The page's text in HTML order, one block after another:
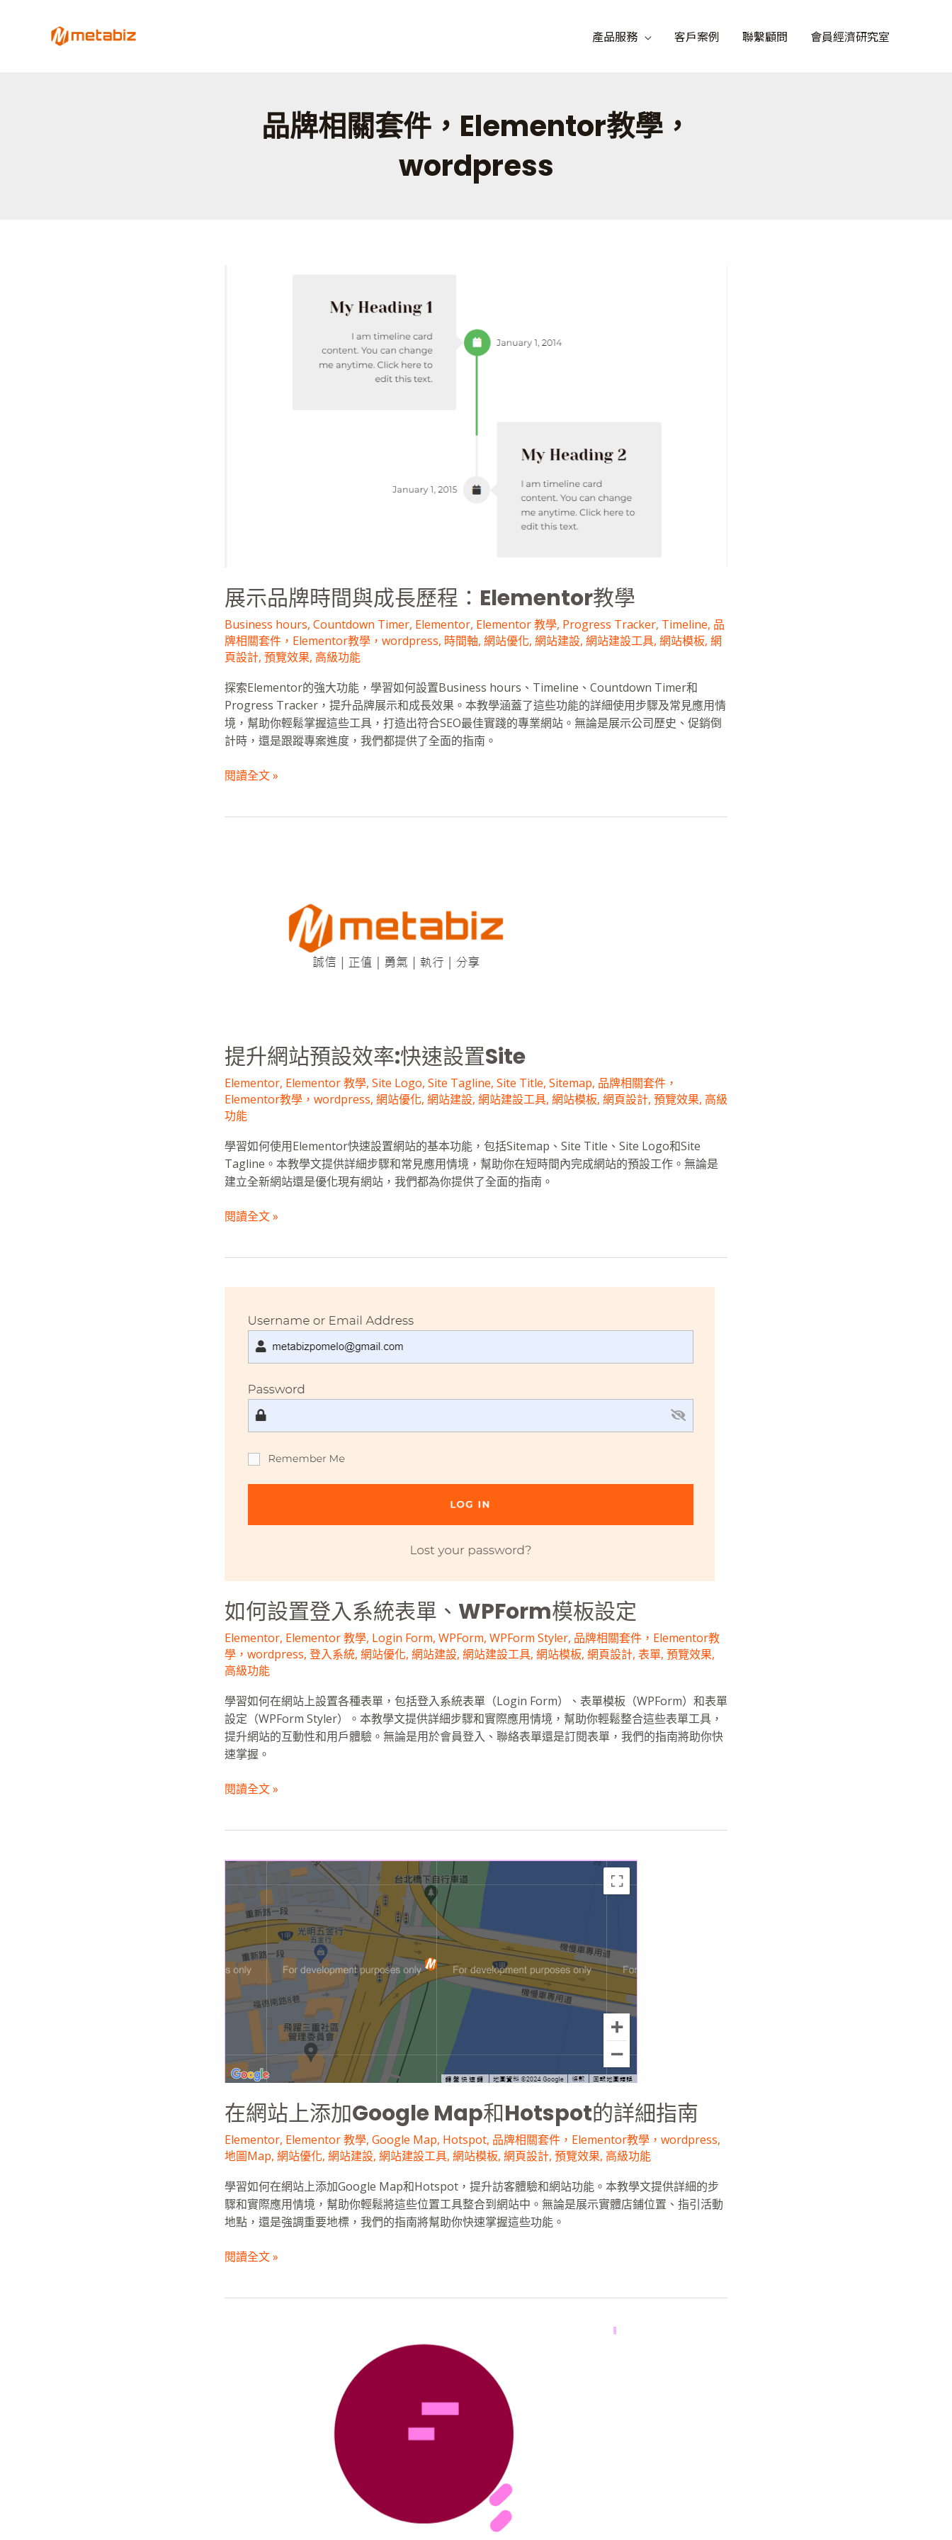
產品服務 客戶案例 聯繫顧問 會員經濟研究室
品牌相關套件，Elementor教學，
wordpress
展示品牌時間與成長歷程：Elementor教學
Business hours, Countdown Timer, Elementor, Elementor 教學, Progress Tracker, Timeline, 品
牌相關套件，Elementor教學，wordpress, 時間軸, 網站優化, 網站建設, 網站建設工具, 網站模板, 網
頁設計, 預覽效果, 高級功能
探索Elementor的強大功能，學習如何設置Business hours、Timeline、Countdown Timer和
Progress Tracker，提升品牌展示和成長效果。本教學涵蓋了這些功能的詳細使用步驟及常見應用情
境，幫助你輕鬆掌握這些工具，打造出符合SEO最佳實踐的專業網站。無論是展示公司歷史、促銷倒
計時，還是跟蹤專案進度，我們都提供了全面的指南。
閱讀全文 »
提升網站預設效率:快速設置Site
Elementor, Elementor 教學, Site Logo, Site Tagline, Site Title, Sitemap, 品牌相關套件，
Elementor教學，wordpress, 網站優化, 網站建設, 網站建設工具, 網站模板, 網頁設計, 預覽效果, 高級
功能
學習如何使用Elementor快速設置網站的基本功能，包括Sitemap、Site Title、Site Logo和Site
Tagline。本教學文提供詳細步驟和常見應用情境，幫助你在短時間內完成網站的預設工作。無論是
建立全新網站還是優化現有網站，我們都為你提供了全面的指南。
置
Site
閱讀全文 »
如何設置登入系統表單、WPForm模板設定
Elementor, Elementor 教學, Login Form, WPForm, WPForm Styler, 品牌相關套件，Elementor教
學，wordpress, 登入系統, 網站優化, 網站建設, 網站建設工具, 網站模板, 網頁設計, 表單, 預覽效果,
高級功能
學習如何在網站上設置各種表單，包括登入系統表單（Login Form）、表單模板（WPForm）和表單
設定（WPForm Styler）。本教學文提供詳細步驟和實際應用情境，幫助你輕鬆整合這些表單工具，
提升網站的互動性和用戶體驗。無論是用於會員登入、聯絡表單還是訂閱表單，我們的指南將助你快
速掌握。
WPForm
閱讀全文 »
在網站上添加Google Map和Hotspot的詳細指南
Elementor, Elementor 教學, Google Map, Hotspot, 品牌相關套件，Elementor教學，wordpress,
地圖Map, 網站優化, 網站建設, 網站建設工具, 網站模板, 網頁設計, 預覽效果, 高級功能
學習如何在網站上添加Google Map和Hotspot，提升訪客體驗和網站功能。本教學文提供詳細的步
驟和實際應用情境，幫助你輕鬆將這些位置工具整合到網站中。無論是展示實體店鋪位置、指引活動
地點，還是強調重要地標，我們的指南將幫助你快速掌握這些功能。
在
網
站
添
加
Google
Map
Hotspot
詳
細
南
閱讀全文 »